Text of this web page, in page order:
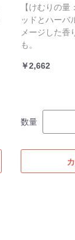
【けむりの
ッドとハーバ
メージした香
も。
￥2,662
数量